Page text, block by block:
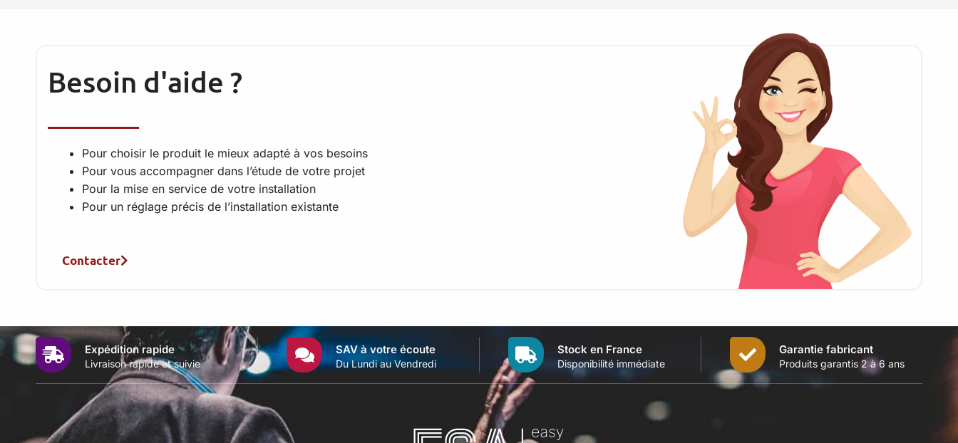
Besoin d'aide ?
Pour choisir le produit le mieux adapté à vos besoins
Pour vous accompagner dans l’étude de votre projet
Pour la mise en service de votre installation
Pour un réglage précis de l’installation existante
Contacter
Expédition rapide
Livraison rapide et suivie
SAV à votre écoute
Du Lundi au Vendredi
Stock en France
Disponibilité immédiate
Garantie fabricant
Produits garantis 2 à 6 ans